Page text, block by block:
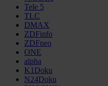
Tele 5
TLC
DMAX
ZDFinfo
ZDFneo
ONE
alpha
K1Doku
N24Doku